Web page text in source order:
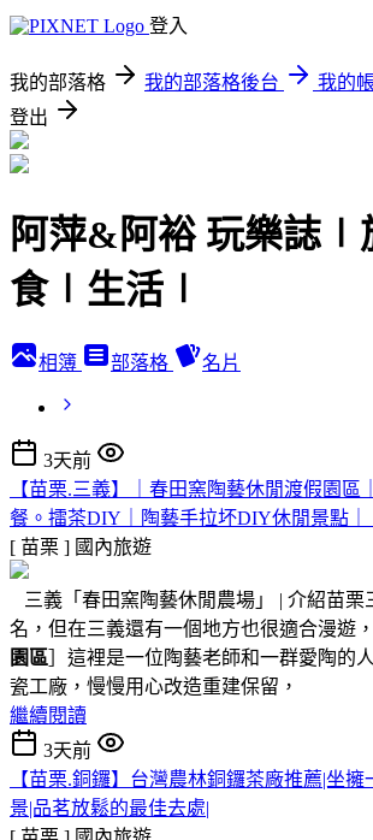
登入
我的部落格 我的部落格後台
我的
登出
阿萍&阿裕 玩樂誌
食∣生活∣
相簿 部落格 名片
3天前
【苗栗.三義】｜春田窯陶藝休閒渡假園區
餐。擂茶DIY｜陶藝手拉坏DIY休閒景點｜
[ 苗栗 ] 國內旅遊
三義「春田窯陶藝休閒農場」 | 介紹苗栗
名，但在三義還有一個地方也很適合漫遊
園區 ］這裡是一位陶藝老師和一群愛陶的
瓷工廠，慢慢用心改造重建保留，
繼續閱讀
3天前
【苗栗.銅鑼】台灣農林銅鑼茶廠推薦|坐
景|品茗放鬆的最佳去處|